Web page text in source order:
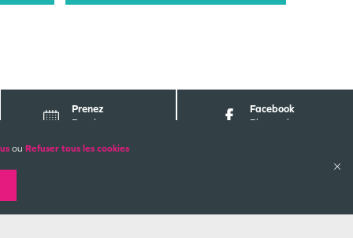
ou Refuser tous les cookies
Prenez
Rendez-vous
Facebook
Pharmabest